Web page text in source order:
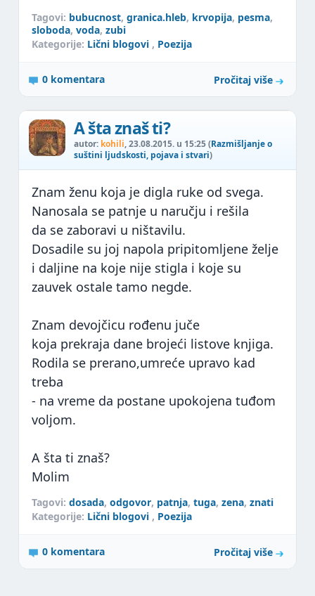
Tagovi: bubucnost, granica.hleb, krvopija, pesma,
sloboda, voda, zubi
Kategorije: Lični blogovi , Poezija
0 komentara Pročitaj više
A šta znaš ti?
autor: kohili, 23.08.2015. u 15:25 (Razmišljanje o
suštini ljudskosti, pojava i stvari)
Znam ženu koja je digla ruke od svega.
Nanosala se patnje u naručju i rešila
da se zaboravi u ništavilu.
Dosadile su joj napola pripitomljene želje
i daljine na koje nije stigla i koje su
zauvek ostale tamo negde.
Znam devojčicu rođenu juče
koja prekraja dane brojeći listove knjiga.
Rodila se prerano,umreće upravo kad
treba
- na vreme da postane upokojena tuđom
voljom.
A šta ti znaš?
Molim
Tagovi: dosada, odgovor, patnja, tuga, zena, znati
Kategorije: Lični blogovi , Poezija
0 komentara Pročitaj više